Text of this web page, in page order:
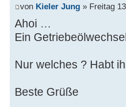
von Kieler Jung » Freitag
Ahoi …
Ein
Nur welches ? Habt
Beste Grüße